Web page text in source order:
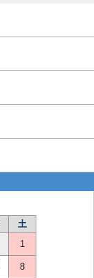
土
1
8